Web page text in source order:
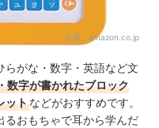
出典： amazon.co.jp
がな・数字・英語など文
数字が書かれたブロック
ットなどがおすすめです。
るおもちゃで耳から学んだ